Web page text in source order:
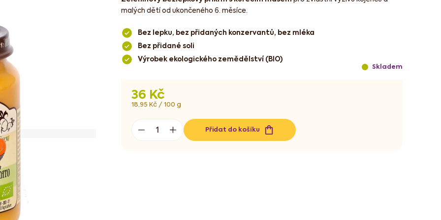
36 Kč
Měrná
18,95 Kč / 100 g
Skladem
Přidat do košíku
malých dětí od ukončeného 6. měsíce.
Bez lepku, bez přidaných konzervantů, bez mléka
Bez přidané soli
Výrobek ekologického zemědělství (BIO)